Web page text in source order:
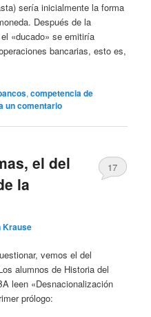
sería inicialmente la forma
Después de la
«ducado» se emitiría
bancarias, esto es,
,competencia de
un comentario
el del
la
Krause
17
vemos el del
alumnos de Historia del
leen «Desnacionalización
prólogo: